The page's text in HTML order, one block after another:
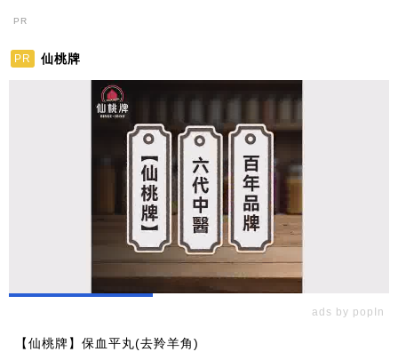
PR
PR 仙桃牌
ads by popIn
【仙桃牌】保血平丸(去羚羊角)